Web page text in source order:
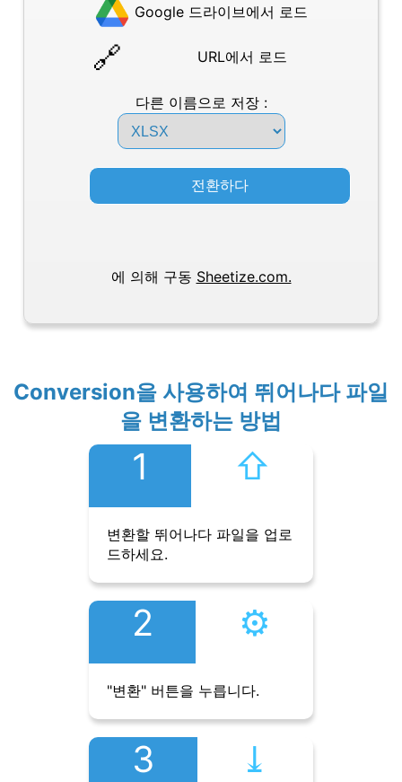
Google 드라이브에서 로드
URL에서 로드
다른 이름으로 저장 :
전환하다
에 의해 구동 Sheetize.com.
Conversion을 사용하여 뛰어나다 파일
을 변환하는 방법
1 ⇧︎
변환할 뛰어나다 파일을 업로
드하세요.
2 ⚙︎
"변환" 버튼을 누릅니다.
3 ⤓︎